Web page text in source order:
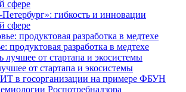
гибкость и инновации
сфере
продуктовая разработка в медтехе
от стартапа и экосистемы